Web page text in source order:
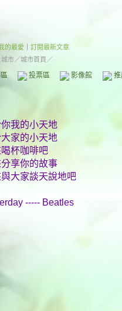
的最愛
訂閱最新文章
城市／城市首頁／
投票區 影像館
我的小天地
家的小天地
杯咖啡吧
享你的故事
大家談天說地吧
----- Beatles